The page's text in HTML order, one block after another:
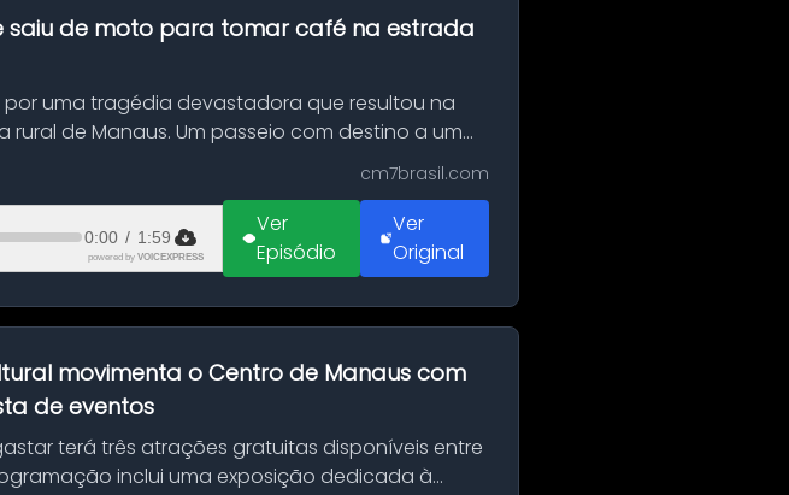
saiu de moto para tomar café na estrada
uma tragédia devastadora que resultou na
rural de Manaus. Um passeio com destino a um
cm7brasil.com
0:00 / 1:59
powered by VOICEXPRESS
Ver
Episódio
Ver
Original
movimenta o Centro de Manaus com
de eventos
terá três atrações gratuitas disponíveis entre
inclui uma exposição dedicada à